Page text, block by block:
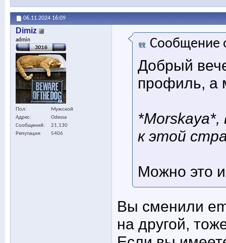
06.11.2024 16:09
Dimiz
admin
Пол
Мужской
Адрес
Odessa
Сообщений
21,130
Репутация
5406
Сообщение
Добрый
профиль, а
к этой
Можно это
Вы сменили
на другой,